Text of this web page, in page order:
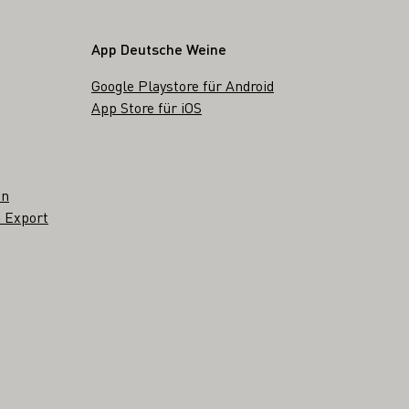
Export
App Deutsche Weine
Google Playstore für Android
App Store für iOS